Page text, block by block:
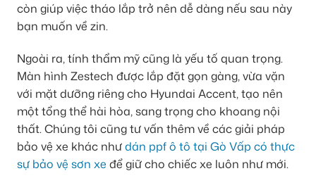
còn giúp việc tháo lắp trở nên dễ dàng nếu sau này
bạn muốn về zin.
Ngoài ra, tính thẩm mỹ cũng là yếu tố quan trọng.
Màn hình Zestech được lắp đặt gọn gàng, vừa vặn
với mặt dưỡng riêng cho Hyundai Accent, tạo nên
một tổng thể hài hòa, sang trọng cho khoang nội
thất. Chúng tôi cũng tư vấn thêm về các giải pháp
bảo vệ xe khác nhưdán ppf ô tô tại Gò Vấp có thực
sự bảo vệ sơn xe để giữ cho chiếc xe luôn như mới.